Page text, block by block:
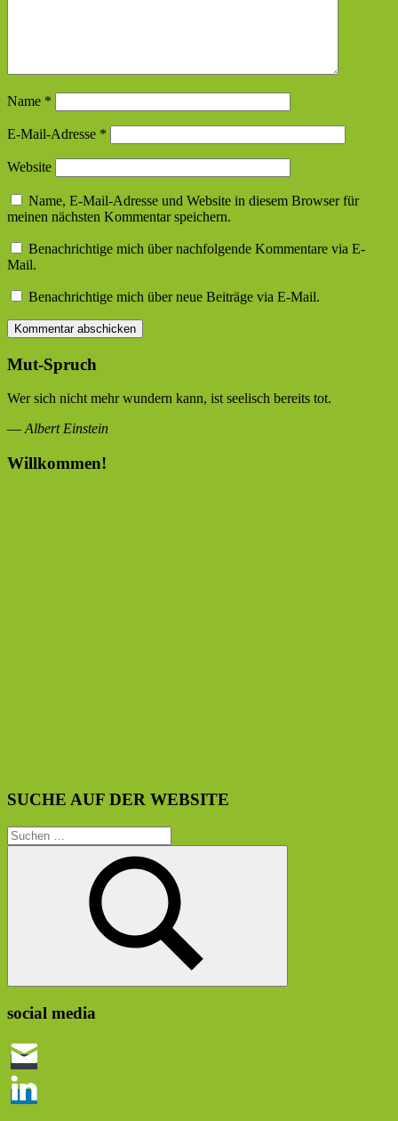
Name *
E-Mail-Adresse *
Website
Name, E-Mail-Adresse und Website in diesem Browser für
meinen nächsten Kommentar speichern.
Benachrichtige mich über nachfolgende Kommentare via E-
Mail.
Benachrichtige mich über neue Beiträge via E-Mail.
Mut-Spruch
Wer sich nicht mehr wundern kann, ist seelisch bereits tot.
— Albert Einstein
Willkommen!
SUCHE AUF DER WEBSITE
Suchen
nach:
Suchen
social media